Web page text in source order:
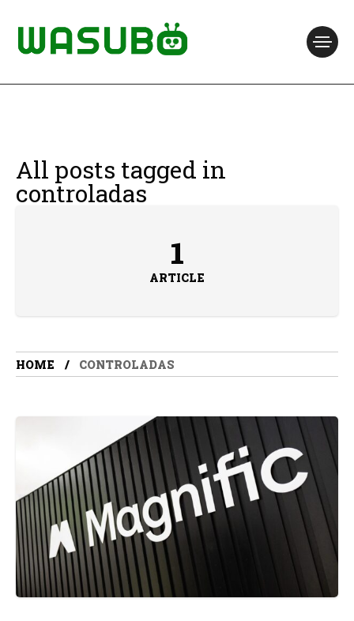
All posts tagged in
controladas
1
ARTICLE
HOME CONTROLADAS